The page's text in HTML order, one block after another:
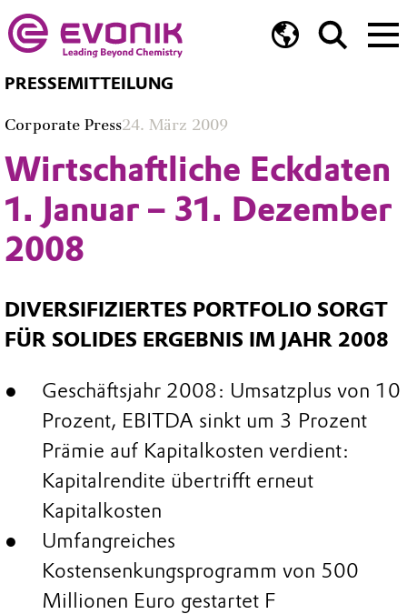
PRESSEMITTEILUNG
Corporate Press24. März 2009
Wirtschaftliche Eckdaten
1. Januar – 31. Dezember
2008
DIVERSIFIZIERTES PORTFOLIO SORGT
FÜR SOLIDES ERGEBNIS IM JAHR 2008
Geschäftsjahr 2008: Umsatzplus von 10
Prozent, EBITDA sinkt um 3 Prozent
Prämie auf Kapitalkosten verdient:
Kapitalrendite übertrifft erneut
Kapitalkosten
Umfangreiches
Kostensenkungsprogramm von 500
Millionen Euro gestartet F